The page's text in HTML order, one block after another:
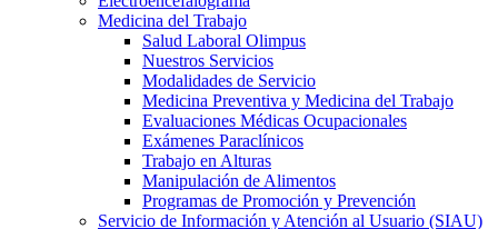
Medicina del Trabajo
Salud Laboral Olimpus
Nuestros Servicios
Modalidades de Servicio
Medicina Preventiva y Medicina del Trabajo
Evaluaciones Médicas Ocupacionales
Exámenes Paraclínicos
Trabajo en Alturas
Manipulación de Alimentos
Programas de Promoción y Prevención
Servicio de Información y Atención al Usuario (SIAU)